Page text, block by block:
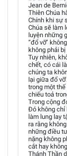
Jean de
Thiên Chúa
Chính khi sự
Chúa sẽ làm
luyện những
“đổ vỡ”
không phải
Tuy nhiên,
chết, có cái
chúng ta
lại giữa đổ
trong một thế
chiếu toả
Trong cộng
Đó không chỉ
làm lung lay
ra rằng
những điều
nặng không
cắt hay
Thánh Thần